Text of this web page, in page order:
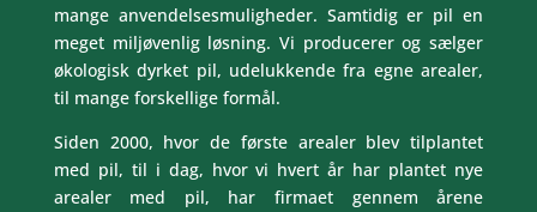
mange anvendelsesmuligheder. Samtidig er pil en
meget miljøvenlig løsning. Vi producerer og sælger
økologisk dyrket pil, udelukkende fra egne arealer,
til mange forskellige formål.
Siden 2000, hvor de første arealer blev tilplantet
med pil, til i dag, hvor vi hvert år har plantet nye
arealer med pil, har firmaet gennem årene